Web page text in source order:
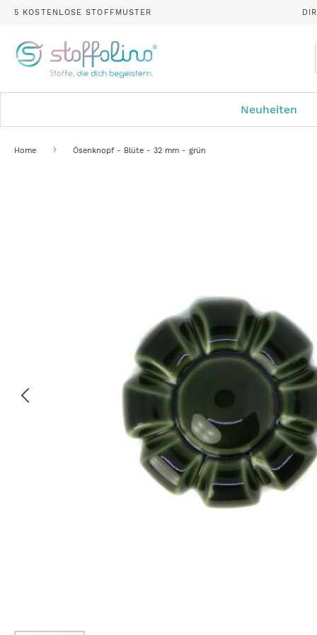
5 KOSTENLOSE STOFFMUSTER
Neuheiten
Home Ösenknopf - Blüte - 32 mm - grün